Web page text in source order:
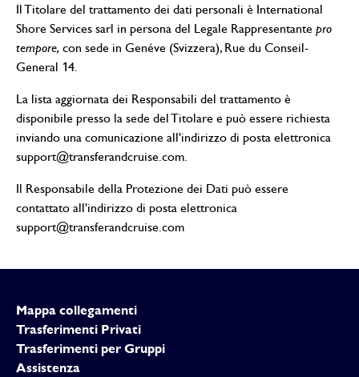
Il Titolare del trattamento dei dati personali è International
Shore Services sarl in persona del Legale Rappresentante pro
tempore, con sede in Genéve (Svizzera), Rue du Conseil-
General 14.
La lista aggiornata dei Responsabili del trattamento è
disponibile presso la sede del Titolare e può essere richiesta
inviando una comunicazione all'indirizzo di posta elettronica
support@transferandcruise.com
Il Responsabile della Protezione dei Dati può essere
contattato all'indirizzo di posta elettronica
support@transferandcruise.com
Mappa collegamenti
Trasferimenti Privati
Trasferimenti per Gruppi
Assistenza